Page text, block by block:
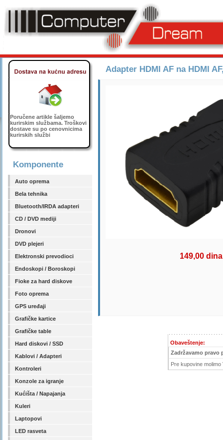
Poručene artikle šaljemo
kurirskim službama. Troškovi
dostave su po cenovnicima
kurirskih službi
Komponente
Auto oprema
Bela tehnika
Bluetooth/IRDA adapteri
CD / DVD mediji
Dronovi
DVD plejeri
Elektronski prevodioci
Endoskopi / Boroskopi
Fioke za hard diskove
Foto oprema
GPS uređaji
Grafičke kartice
Grafičke table
Hard diskovi / SSD
Kablovi / Adapteri
Kontroleri
Konzole za igranje
Kućišta / Napajanja
Kuleri
Laptopovi
LED rasveta
Adapter HDMI AF na HDMI
149,00
Obaveštenje:
Zadržavamo pravo
Pre kupovine